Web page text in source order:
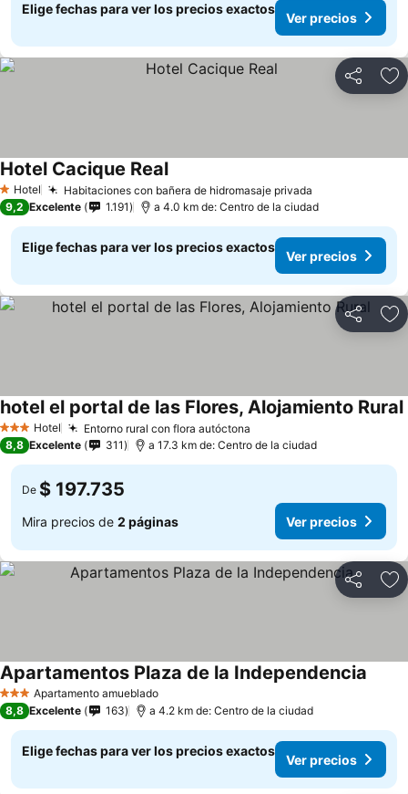
Elige fechas para ver los precios exactos
Ver precios
Compartir
1 Estrellas
Hotel Habitaciones con bañera de hidromasaje privada
Hotel Cacique RealVer precios
9,2 Excelente 1.191 a 4.0 km de: Centro de la ciudad
Elige fechas para ver los precios exactos
Ver precios
Compartir
3 Estrellas
Hotel Entorno rural con flora autóctona
hotel el portal de las Flores, Alojamiento Rural
8,8 Excelente 311 a 17.3 km de: Centro de la ciudad
De $ 197.735
Mira precios de 2 páginas Ver precios
Compartir
3 EstrellasApartamento amueblado
Apartamentos Plaza de la Independencia
8,8 Excelente 163 a 4.2 km de: Centro de la ciudad
Elige fechas para ver los precios exactos
Ver precios